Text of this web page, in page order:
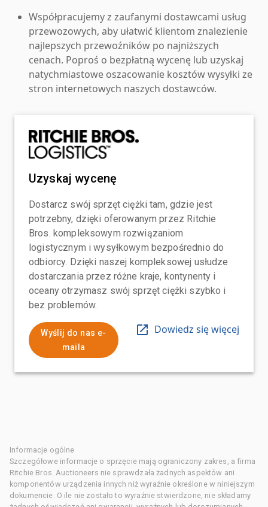
Współpracujemy z zaufanymi dostawcami usług
przewozowych, aby ułatwić klientom znalezienie
najlepszych przewoźników po najniższych
cenach. Poproś o bezpłatną wycenę lub uzyskaj
natychmiastowe oszacowanie kosztów wysyłki ze
stron internetowych naszych dostawców.
Uzyskaj wycenę
Dostarcz swój sprzęt ciężki tam, gdzie jest
potrzebny, dzięki oferowanym przez Ritchie
Bros. kompleksowym rozwiązaniom
logistycznym i wysyłkowym bezpośrednio do
odbiorcy. Dzięki naszej kompleksowej usłudze
dostarczania przez różne kraje, kontynenty i
oceany otrzymasz swój sprzęt ciężki szybko i
bez problemów.
Wyślij do nas e-
maila
Dowiedz się więcej
Informacje ogólne
Szczegółowe informacje o sprzęcie mają ograniczony zakres, a firma
Ritchie Bros. Auctioneers nie sprawdzała żadnych aspektów ani
komponentów urządzenia innych niż wyraźnie określone w niniejszym
dokumencie. O ile nie zostało to wyraźnie stwierdzone, nie składamy